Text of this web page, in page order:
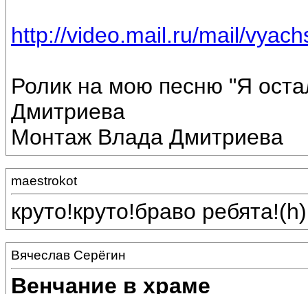
http://video.mail.ru/mail/
Ролик на мою песню "Я
Дмитриева
Монтаж Влада Дмитриева
maestrokot
круто!круто!браво
Вячеслав Серёгин
Венчание в храме